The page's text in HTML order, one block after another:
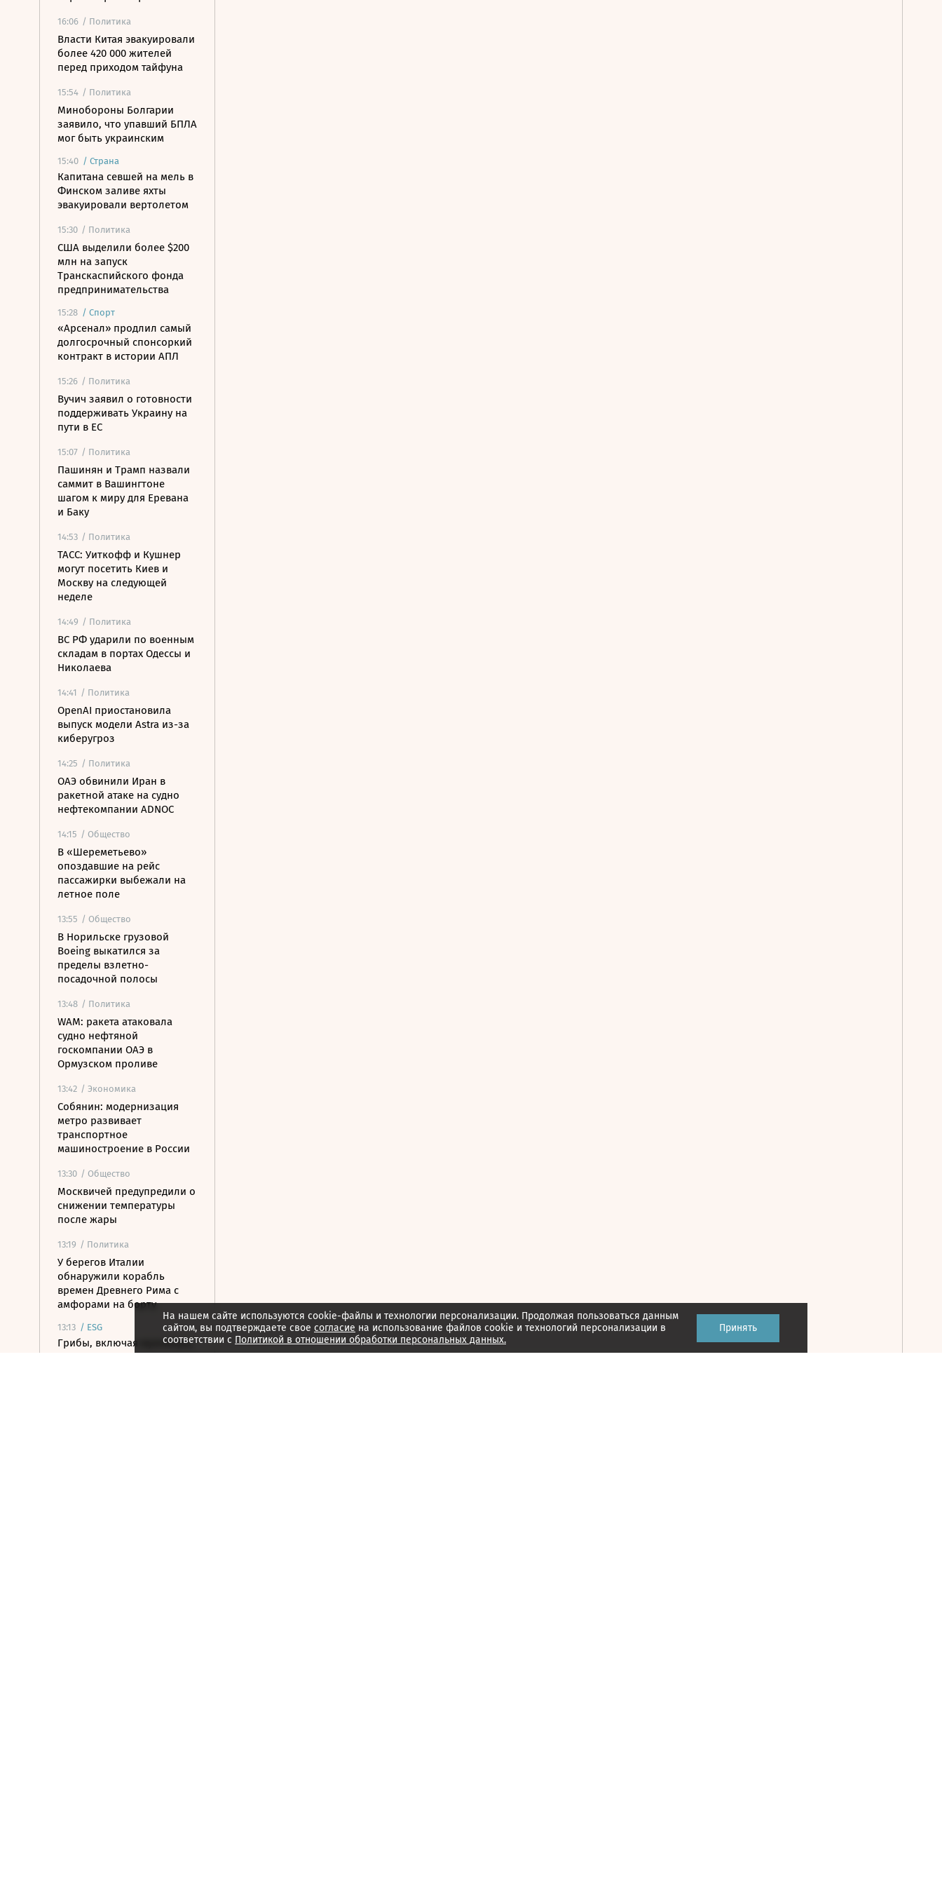
16:06 / Политика
Власти Китая эвакуировали
более 420 000 жителей
перед приходом тайфуна
15:54 / Политика
Минобороны Болгарии
заявило, что упавший БПЛА
мог быть украинским
15:40 / Страна
Капитана севшей на мель в
Финском заливе яхты
эвакуировали вертолетом
15:30 / Политика
США выделили более $200
млн на запуск
Транскаспийского фонда
предпринимательства
15:28 / Спорт
«Арсенал» продлил самый
долгосрочный спонсоркий
контракт в истории АПЛ
15:26 / Политика
Вучич заявил о готовности
поддерживать Украину на
пути в ЕС
15:07 / Политика
Пашинян и Трамп назвали
саммит в Вашингтоне
шагом к миру для Еревана
и Баку
14:53 / Политика
ТАСС: Уиткофф и Кушнер
могут посетить Киев и
Москву на следующей
неделе
14:49 / Политика
ВС РФ ударили по военным
складам в портах Одессы и
Николаева
14:41 / Политика
OpenAI приостановила
выпуск модели Astra из-за
киберугроз
14:25 / Политика
ОАЭ обвинили Иран в
ракетной атаке на судно
нефтекомпании ADNOC
14:15 / Общество
В «Шереметьево»
опоздавшие на рейс
пассажирки выбежали на
летное поле
13:55 / Общество
В Норильске грузовой
Boeing выкатился за
пределы взлетно-
посадочной полосы
13:48 / Политика
WAM: ракета атаковала
судно нефтяной
госкомпании ОАЭ в
Ормузском проливе
13:42 / Экономика
Собянин: модернизация
метро развивает
транспортное
машиностроение в России
13:30 / Общество
Москвичей предупредили о
снижении температуры
после жары
13:19 / Политика
У берегов Италии
обнаружили корабль
времен Древнего Рима с
амфорами на борту
13:13 / ESG
Грибы, включая мухоморы,
становятся пищей оленей
На нашем сайте используются cookie-файлы и технологии персонализации. Продолжая пользоваться данным
сайтом, вы подтверждаете свое согласие на использование файлов cookie и технологий персонализации в
соответствии с Политикой в отношении обработки персональных данных.
Принять